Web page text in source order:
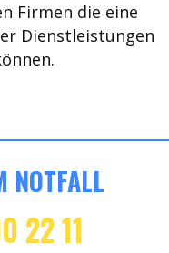
Firmen die eine
Dienstleistungen
NOTFALL
22 11